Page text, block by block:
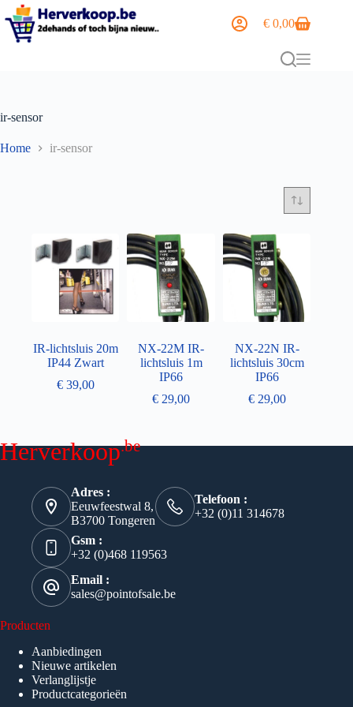
€ 0,00
ir-sensor
Home ir-sensor
IR-lichtsluis 20m
IP44 Zwart
€39,00
NX-22M IR-
lichtsluis 1m
IP66
€ 29,00
NX-22N IR-
lichtsluis 30cm
IP66
€29,00
Herverkoop.be
Adres :
Eeuwfeestwal 8,
B3700 Tongeren
Telefoon :
+32 (0)11 314678
Gsm :
+32 (0)468 119563
Email :
sales@pointofsale.be
Producten
Aanbiedingen
Nieuwe artikelen
Verlanglijstje
Productcategorieën